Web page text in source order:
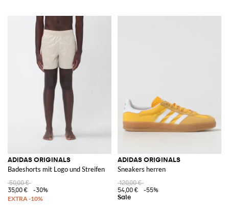
ADIDAS ORIGINALS
Badeshorts mit Logo und Streifen
50,00 €
35,00 €
-30%
ADIDAS ORIGINALS
Sneakers herren
120,00 €
54,00 €
-55%